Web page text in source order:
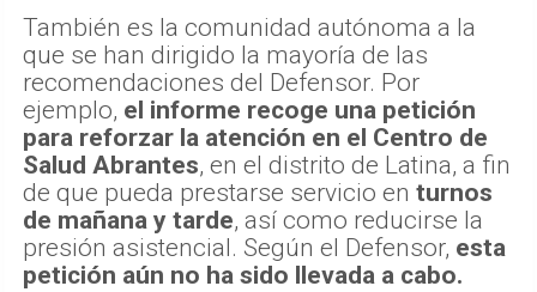
También es la comunidad autónoma a la
que se han dirigido la mayoría de las
recomendaciones del Defensor. Por
ejemplo, el informe recoge una petición
para reforzar la atención en el Centro de
Salud Abrantes, en el distrito de Latina, a fin
de que pueda prestarse servicio en turnos
de mañana y tarde, así como reducirse la
presión asistencial. Según el Defensor, esta
petición aún no ha sido llevada a cabo.